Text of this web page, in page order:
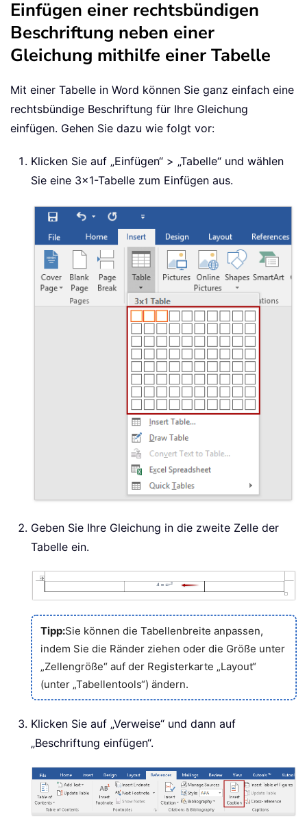
Einfügen einer rechtsbündigen
Beschriftung neben einer
Gleichung mithilfe einer Tabelle
Mit einer Tabelle in Word können Sie ganz einfach eine
rechtsbündige Beschriftung für Ihre Gleichung
einfügen. Gehen Sie dazu wie folgt vor:
Klicken Sie auf „Einfügen“ > „Tabelle“ und wählen
Sie eine 3×1-Tabelle zum Einfügen aus.
Geben Sie Ihre Gleichung in die zweite Zelle der
Tabelle ein.
Tipp:Sie können die Tabellenbreite anpassen,
indem Sie die Ränder ziehen oder die Größe unter
„Zellengröße“ auf der Registerkarte „Layout“
(unter „Tabellentools“) ändern.
Klicken Sie auf „Verweise“ und dann auf
„Beschriftung einfügen“.